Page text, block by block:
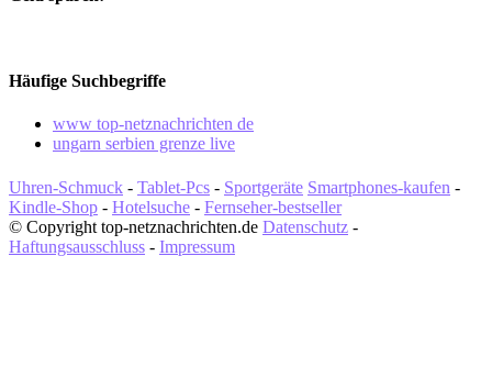
Häufige Suchbegriffe
www top-netznachrichten de
ungarn serbien grenze live
Uhren-Schmuck - Tablet-Pcs - Sportgeräte Smartphones-kaufen -
Kindle-Shop - Hotelsuche - Fernseher-bestseller
© Copyright top-netznachrichten.de Datenschutz -
Haftungsausschluss - Impressum